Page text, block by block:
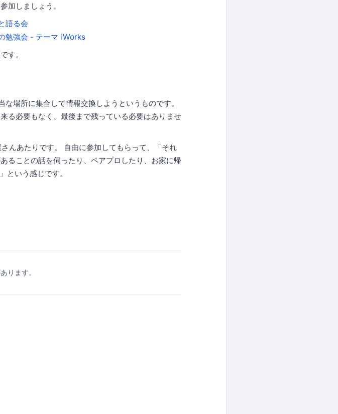
加しましょう。
語る会
勉強会 - テーマ iWorks
す。
場所に集合して情報交換しようというものです。
る必要もなく、最後まで残っている必要はありませ
んあたりです。 自由に参加してもらって、「それ
ることの話を伺ったり、ペアプロしたり、お家に帰
いう感じです。
ります。